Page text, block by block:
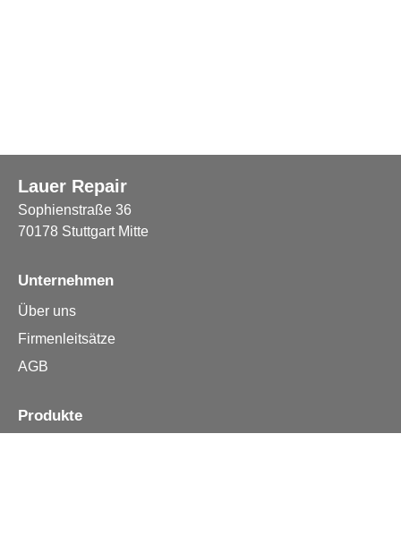
Lauer Repair
Sophienstraße 36
70178 Stuttgart Mitte
Unternehmen
Über uns
Firmenleitsätze
AGB
Produkte